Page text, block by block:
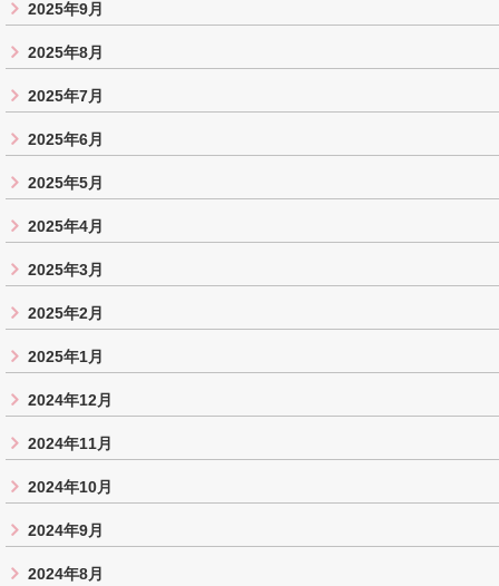
2025年9月
2025年8月
2025年7月
2025年6月
2025年5月
2025年4月
2025年3月
2025年2月
2025年1月
2024年12月
2024年11月
2024年10月
2024年9月
2024年8月